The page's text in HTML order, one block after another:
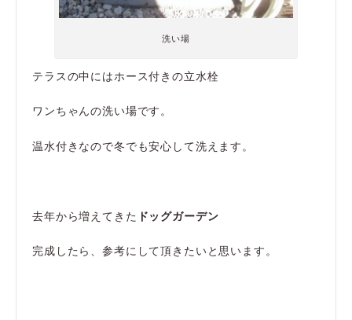
洗い場
テラスの中にはホース付きの立水栓
ワンちゃんの洗い場です。
温水付きなので冬でも安心して洗えます。
去年から増えてきた ドッグガーデン
完成したら、参考にして頂きたいと思います。